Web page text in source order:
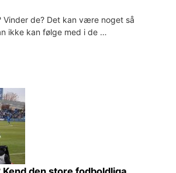
Vinder de? Det kan være noget så
ikke kan følge med i de …